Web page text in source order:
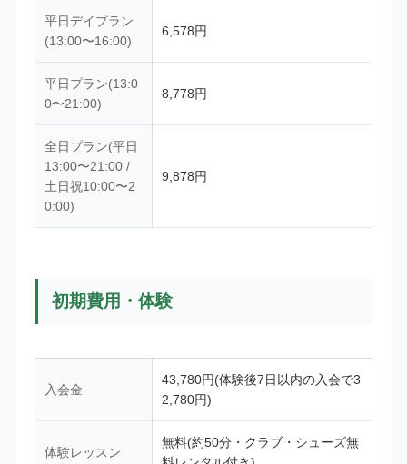
平日デイプラン
(13:00〜16:00)
6,578円
平日プラン(13:0
0〜21:00)
8,778円
全日プラン(平日
13:00〜21:00 /
土日祝10:00〜2
0:00)
9,878円
初期費用・体験
入会金
43,780円(体験後7日以内の入会で3
2,780円)
体験レッスン
無料(約50分・クラブ・シューズ無